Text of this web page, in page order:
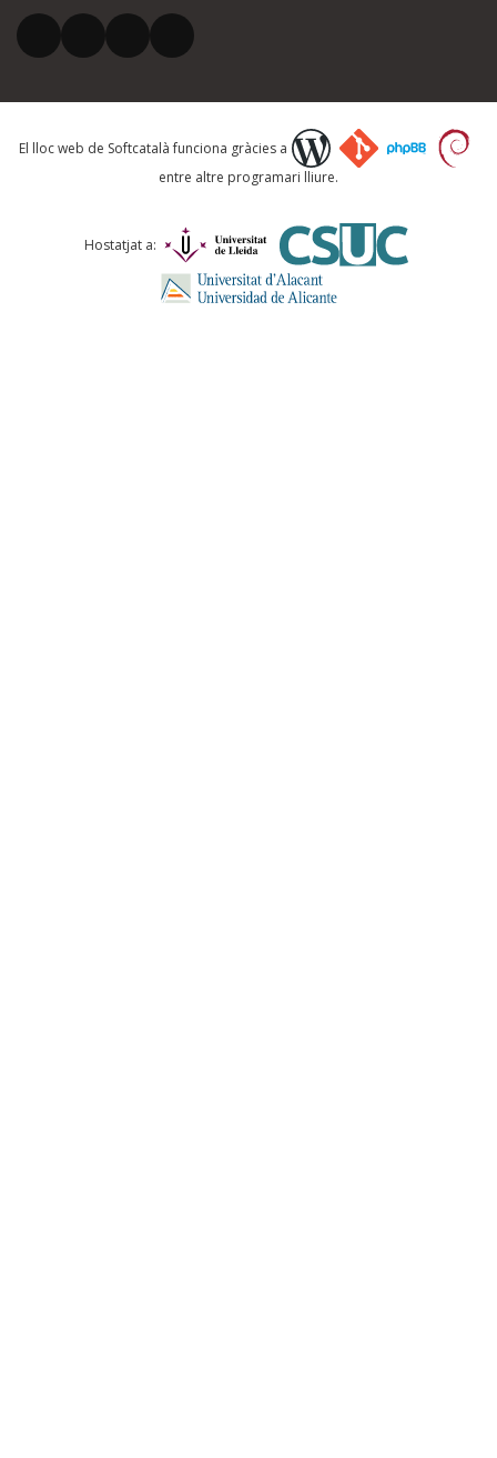
El vostre correu electrònic *
Què proposeu?
Comentari *
El lloc web de Softcatalà funciona gràcies a
entre altre programari lliure.
Hostatjat a: